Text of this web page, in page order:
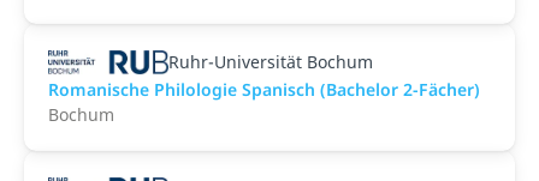
Ruhr-Universität Bochum
Romanische Philologie Spanisch (Bachelor 2-Fächer)
Bochum